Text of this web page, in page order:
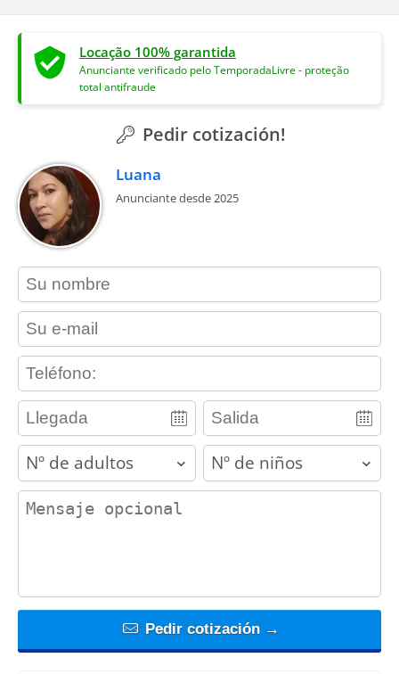
Locação 100% garantida
Anunciante verificado pelo TemporadaLivre - proteção
total antifraude
Pedir cotización!
Luana
Anunciante desde 2025
contact_name
contact_email
contact_phone
adults children
contact_message
Pedir cotización →